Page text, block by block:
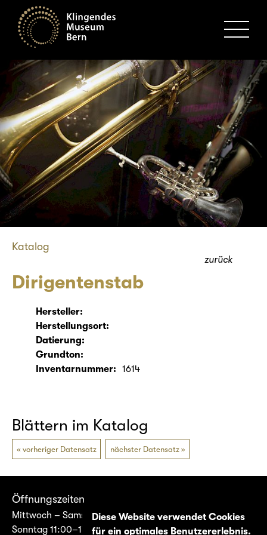
Katalog
Dirigentenstab
zurück
Hersteller:
Herstellungsort:
Datierung:
Grundton:
Inventarnummer:
1614
Blättern im Katalog
vorheriger Datensatz nächster Datensatz
Öffnungszeiten
Mittwoch – Samstag 14:00–17:00
Sonntag 11:00–17:00
Diese Website verwendet Cookies
für ein optimales Benutzererlebnis.